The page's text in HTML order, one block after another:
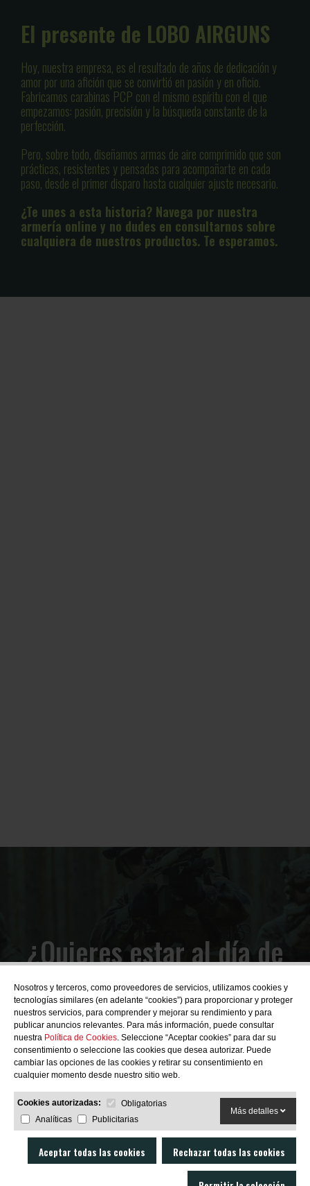
El presente de LOBO AIRGUNS
Hoy, nuestra empresa, es el resultado de años de dedicación y
amor por una afición que se convirtió en pasión y en oficio.
Fabricamos carabinas PCP con el mismo espíritu con el que
empezamos: pasión, precisión y la búsqueda constante de la
perfección.
Pero, sobre todo, diseñamos armas de aire comprimido que son
prácticas, resistentes y pensadas para acompañarte en cada
paso, desde el primer disparo hasta cualquier ajuste necesario.
¿Te unes a esta historia? Navega por nuestra
armería online y no dudes en consultarnos sobre
cualquiera de nuestros productos. Te esperamos.
¿Quieres estar al día de
las novedades?
SUBSCRIBIRME
Nosotros y terceros, como proveedores de servicios, utilizamos cookies y
tecnologías similares (en adelante “cookies”) para proporcionar y proteger
nuestros servicios, para comprender y mejorar su rendimiento y para
publicar anuncios relevantes. Para más información, puede consultar
nuestra Política de Cookies. Seleccione “Aceptar cookies” para dar su
consentimiento o seleccione las cookies que desea autorizar. Puede
cambiar las opciones de las cookies y retirar su consentimiento en
cualquier momento desde nuestro sitio web.
Cookies autorizadas:
Obligatorias
Analíticas
Publicitarias
Más detalles
Aceptar todas las cookies Rechazar todas las cookies